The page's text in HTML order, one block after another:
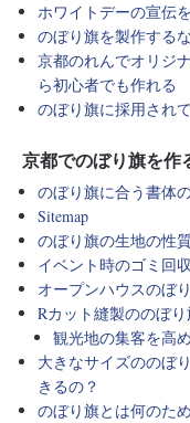
ホワイトデーの宣伝
のぼり旗を製作する
京都のれんでオリジ
ら初心者でも作れる
のぼり旗に採用され
京都でのぼり旗を作
のぼり旗に合う書体
Sitemap
のぼり旗の生地の性
イベント時のゴミ回
オープンハウスのぼ
Rカット縫製ののぼ
観光地の集客を高
大きなサイズののぼ
きるの？
のぼり旗とは何のた